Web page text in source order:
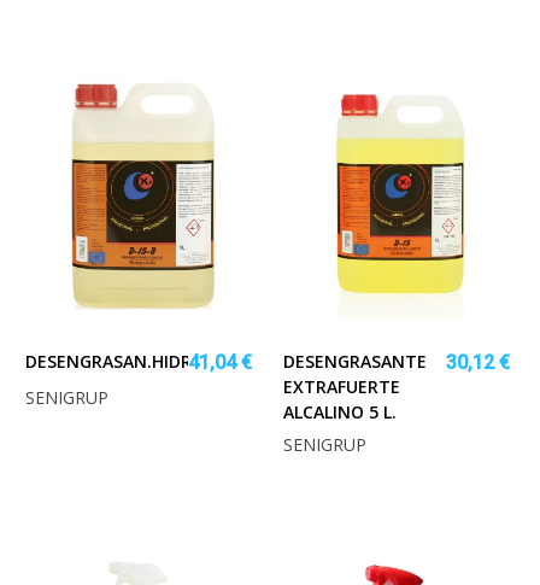
DESENGRASAN.HIDROLIMP.BIODEG.NEUTRO.5L
41,04 €
SENIGRUP
DESENGRASANTE
EXTRAFUERTE
ALCALINO 5 L.
30,12 €
SENIGRUP